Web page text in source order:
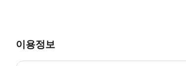
이용정보